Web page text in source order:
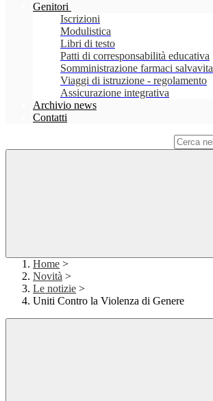
Genitori
Iscrizioni
Modulistica
Libri di testo
Patti di corresponsabilità educativa
Somministrazione farmaci salvavita
Viaggi di istruzione - regolamento
Assicurazione integrativa
Archivio news
Contatti
Home >
Novità >
Le notizie >
Uniti Contro la Violenza di Genere